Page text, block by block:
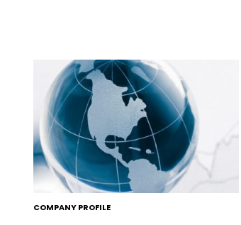
COMPANY PROFILE